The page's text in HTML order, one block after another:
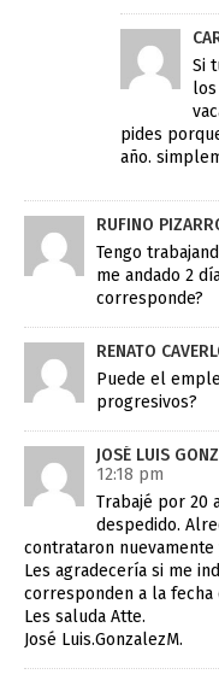
Si
pides
año.
RUFINO
Tengo
me andado 2
corresponde?
RENATO
Puede el
progresivos?
JOSÉ LUIS
12:18 pm
Trabajé por 20
despedido.
contrataron nuevamente
Les agradecería si me
corresponden a la fecha
Les saluda Atte.
José Luis.GonzalezM.